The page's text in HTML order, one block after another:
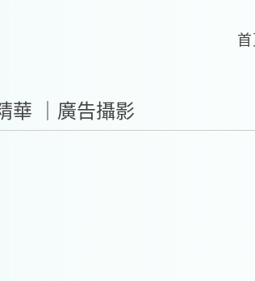
首
華 ｜廣告攝影